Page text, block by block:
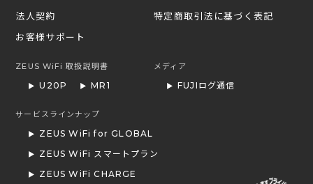
法人契約
お客様サポート
特定商取引法に基づく表記
ZEUS WiFi 取扱説明書
U20P MR1
メディア
FUJIログ通信
サービスラインナップ
ZEUS WiFi for GLOBAL
ZEUS WiFi スマートプラン
ZEUS WiFi CHARGE